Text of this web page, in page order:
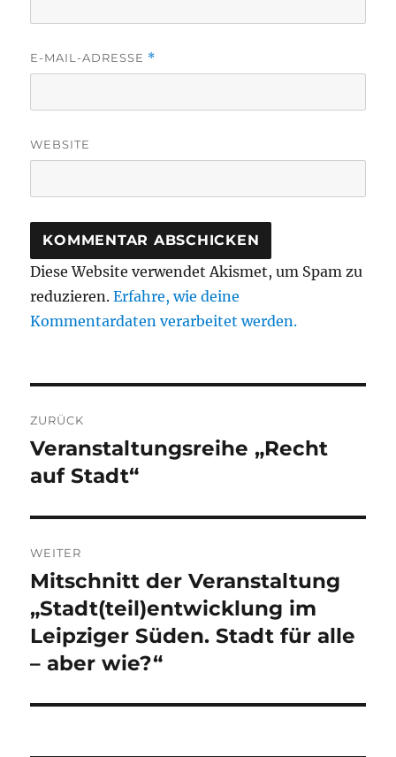
E-MAIL-ADRESSE *
WEBSITE
Diese Website verwendet Akismet, um Spam zu
reduzieren.Erfahre, wie deine
Kommentardaten verarbeitet werden.
ZURÜCK
Vorheriger
Beitrag:
Veranstaltungsreihe „Recht
auf Stadt“
WEITER
Nächster
Beitrag:
Mitschnitt der Veranstaltung
„Stadt(teil)entwicklung im
Leipziger Süden. Stadt für alle
– aber wie?“